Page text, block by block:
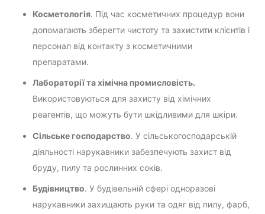
Косметологія. Під час косметичних процедур вони
допомагають зберегти чистоту та захистити клієнтів і
персонал від контакту з косметичними
препаратами.
Лабораторії та хімічна промисловість.
Використовуються для захисту від хімічних
реагентів, що можуть бути шкідливими для шкіри.
Сільське господарство. У сільськогосподарській
діяльності нарукавники забезпечують захист від
бруду, пилу та рослинних соків.
Будівництво. У будівельній сфері одноразові
нарукавники захищають руки та одяг від пилу, фарб,